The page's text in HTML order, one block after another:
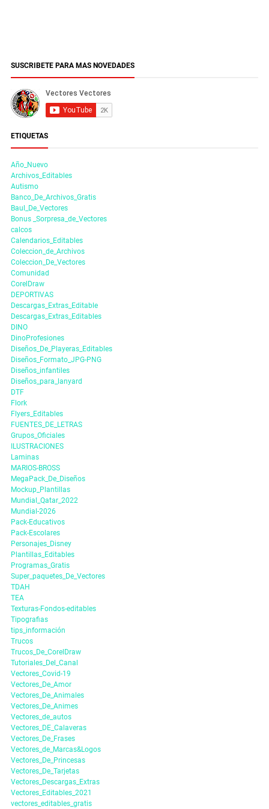
SUSCRIBETE PARA MAS NOVEDADES
ETIQUETAS
Año_Nuevo
Archivos_Editables
Autismo
Banco_De_Archivos_Gratis
Baul_De_Vectores
Bonus _Sorpresa_de_Vectores
calcos
Calendarios_Editables
Coleccion_de_Archivos
Coleccion_De_Vectores
Comunidad
CorelDraw
DEPORTIVAS
Descargas_Extras_Editable
Descargas_Extras_Editables
DINO
DinoProfesiones
Diseños_De_Playeras_Editables
Diseños_Formato_JPG-PNG
Diseños_infantiles
Diseños_para_lanyard
DTF
Flork
Flyers_Editables
FUENTES_DE_LETRAS
Grupos_Oficiales
ILUSTRACIONES
Laminas
MARIOS-BROSS
MegaPack_De_Diseños
Mockup_Plantillas
Mundial_Qatar_2022
Mundial-2026
Pack-Educativos
Pack-Escolares
Personajes_Disney
Plantillas_Editables
Programas_Gratis
Super_paquetes_De_Vectores
TDAH
TEA
Texturas-Fondos-editables
Tipografias
tips_información
Trucos
Trucos_De_CorelDraw
Tutoriales_Del_Canal
Vectores_Covid-19
Vectores_De_Amor
Vectores_De_Animales
Vectores_De_Animes
Vectores_de_autos
Vectores_DE_Calaveras
Vectores_De_Frases
Vectores_de_Marcas&Logos
Vectores_De_Princesas
Vectores_De_Tarjetas
Vectores_Descargas_Extras
Vectores_Editables_2021
vectores_editables_gratis